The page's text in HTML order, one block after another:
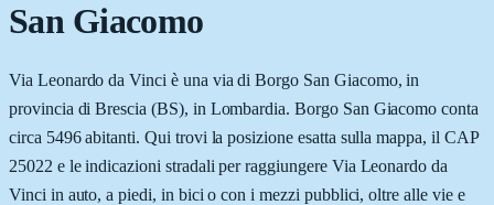
San Giacomo
Via Leonardo da Vinci è una via di Borgo San Giacomo, in
provincia di Brescia (BS), in Lombardia. Borgo San Giacomo conta
circa 5496 abitanti. Qui trovi la posizione esatta sulla mappa, il CAP
25022 e le indicazioni stradali per raggiungere Via Leonardo da
Vinci in auto, a piedi, in bici o con i mezzi pubblici, oltre alle vie e